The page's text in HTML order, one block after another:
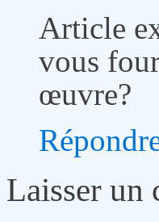
Article
vous
œuvre?
Laisser un